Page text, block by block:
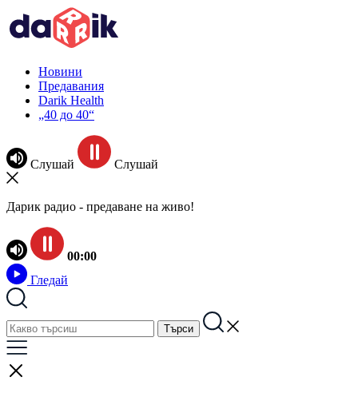
Новини
Предавания
Darik Health
„40 до 40“
Слушай Слушай
Дарик радио - предаване на живо!
00:00
Гледай